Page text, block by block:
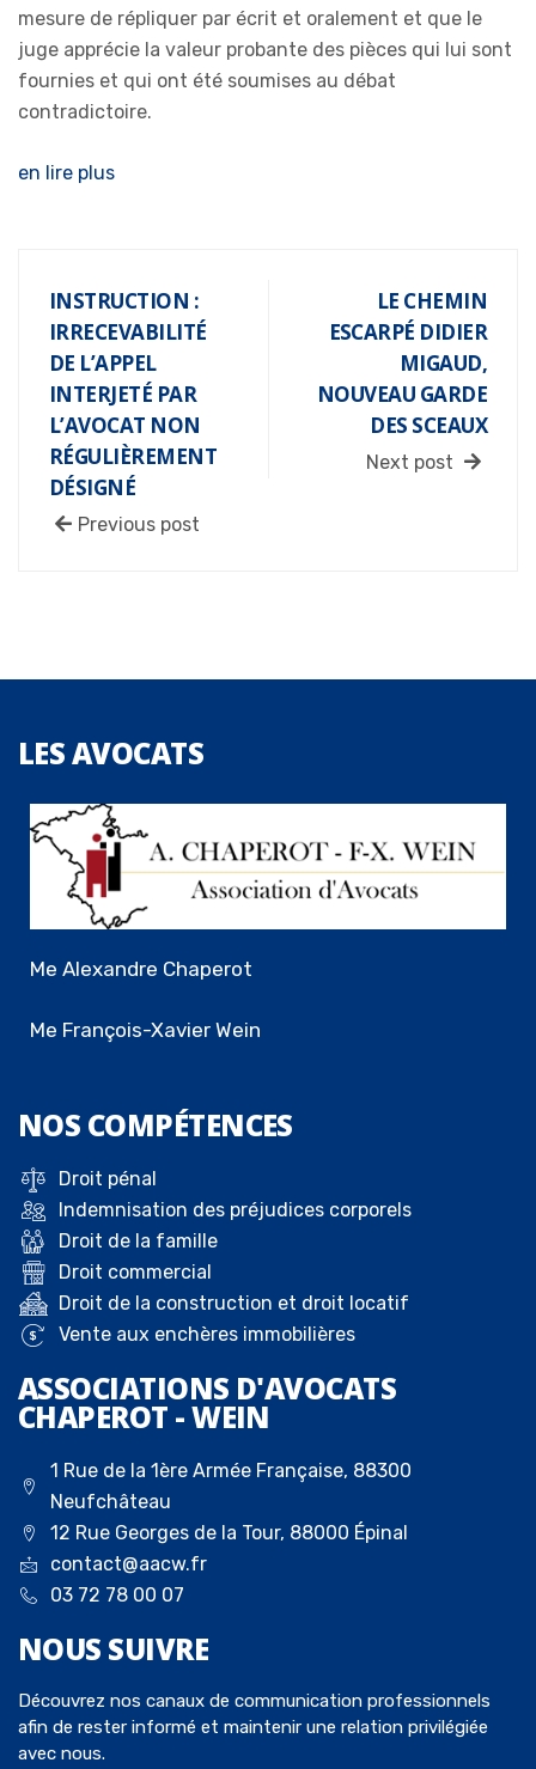
mesure de répliquer par écrit et oralement et que le
juge apprécie la valeur probante des pièces qui lui sont
fournies et qui ont été soumises au débat
contradictoire.
en lire plus
INSTRUCTION :
IRRECEVABILITÉ
DE L’APPEL
INTERJETÉ PAR
L’AVOCAT NON
RÉGULIÈREMENT
DÉSIGNÉ
Previous post
LE CHEMIN
ESCARPÉ DIDIER
MIGAUD,
NOUVEAU GARDE
DES SCEAUX
Next post
LESAVOCATS
Me Alexandre Chaperot
Me François-Xavier Wein
NOS COMPÉTENCES
Droit pénal
Indemnisation des préjudices corporels
Droit de la famille
Droit commercial
Droit de la construction et droit locatif
Vente aux enchères immobilières
ASSOCIATIONS D'AVOCATS
CHAPEROT - WEIN
1 Rue de la 1ère Armée Française, 88300
Neufchâteau
12 Rue Georges de la Tour, 88000 Épinal
contact@aacw.fr
03 72 78 00 07
NOUS SUIVRE
Découvrez nos canaux de communication professionnels
afin de rester informé et maintenir une relation privilégiée
avec nous.